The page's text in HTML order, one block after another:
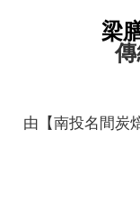
梁
由【南投名間炭